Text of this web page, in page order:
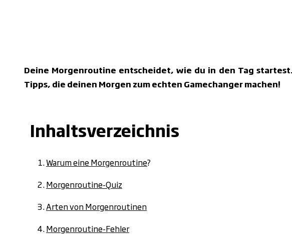
Deine Morgenroutine entscheidet, wie du in den Tag
Tipps, die deinen Morgen zum echten Gamechanger machen!
Inhaltsverzeichnis
Warum eine Morgenroutine?
Morgenroutine-Quiz
Arten von Morgenroutinen
Morgenroutine-Fehler